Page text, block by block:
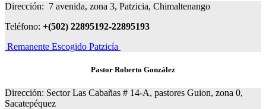
Dirección: 7 avenida, zona 3, Patzicia, Chimaltenango
Teléfono: +(502) 22895192-22895193
Remanente Escogido Patzicía
Pastor Roberto González
Dirección: Sector Las Cabañas # 14-A, pastores Guion, zona 0,
Sacatepéquez